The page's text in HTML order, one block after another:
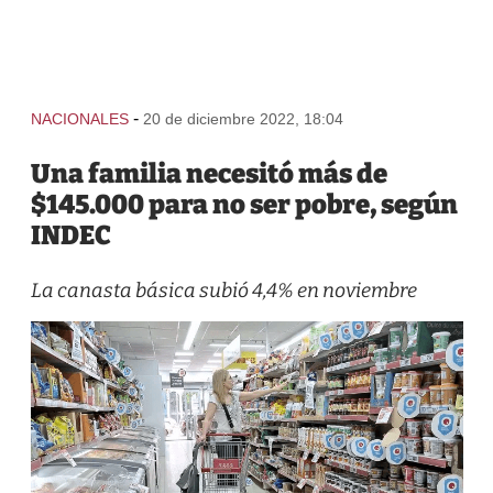
NACIONALES - 20 de diciembre 2022, 18:04
Una familia necesitó más de
$145.000 para no ser pobre, según
INDEC
La canasta básica subió 4,4% en noviembre